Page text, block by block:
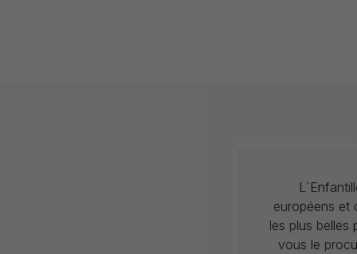
européens et
les plus belles
vous le